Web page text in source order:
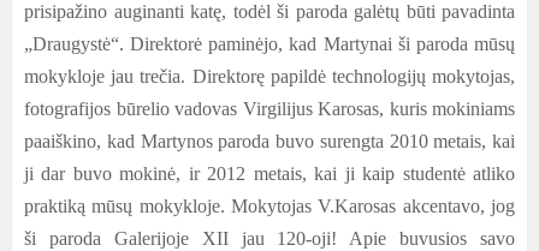
prisipažino auginanti katę, todėl ši paroda galėtų būti pavadinta
„Draugystė“. Direktorė paminėjo, kad Martynai ši paroda mūsų
mokykloje jau trečia. Direktorę papildė technologijų mokytojas,
fotografijos būrelio vadovas Virgilijus Karosas, kuris mokiniams
paaiškino, kad Martynos paroda buvo surengta 2010 metais, kai
ji dar buvo mokinė, ir 2012 metais, kai ji kaip studentė atliko
praktiką mūsų mokykloje. Mokytojas V.Karosas akcentavo, jog
ši paroda Galerijoje XII jau 120-oji! Apie buvusios savo